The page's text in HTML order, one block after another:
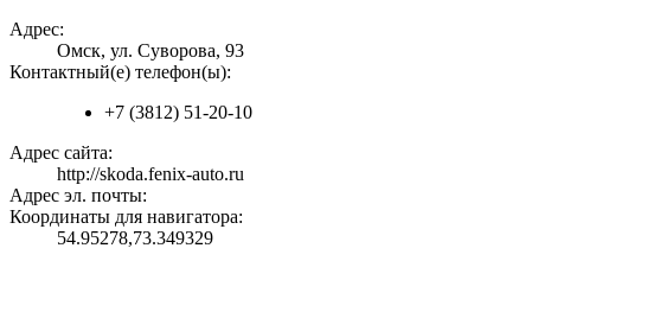
Адрес:
Омск, ул. Суворова, 93
Контактный(е) телефон(ы):
+7 (3812) 51-20-10
Адрес сайта:
http://skoda.fenix-auto.ru
Адрес эл. почты:
Координаты для навигатора:
54.95278,73.349329